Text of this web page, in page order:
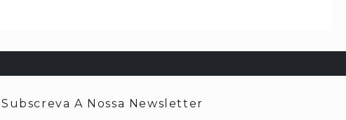
Subscreva A Nossa Newsletter